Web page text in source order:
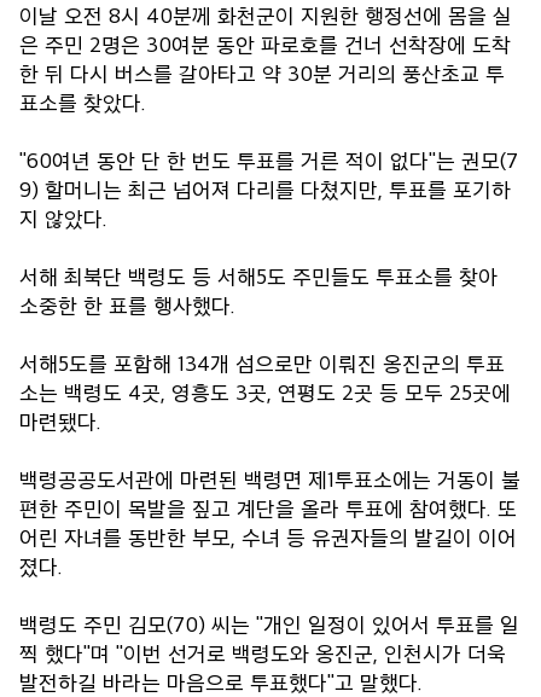
이날 오전 8시 40분께 화천군이 지원한 행정선에 몸을 실
은 주민 2명은 30여분 동안 파로호를 건너 선착장에 도착
한 뒤 다시 버스를 갈아타고 약 30분 거리의 풍산초교 투
표소를 찾았다.
"60여년 동안 단 한 번도 투표를 거른 적이 없다"는 권모(7
9) 할머니는 최근 넘어져 다리를 다쳤지만, 투표를 포기하
지 않았다.
서해 최북단 백령도 등 서해5도 주민들도 투표소를 찾아
소중한 한 표를 행사했다.
서해5도를 포함해 134개 섬으로만 이뤄진 옹진군의 투표
소는 백령도 4곳, 영흥도 3곳, 연평도 2곳 등 모두 25곳에
마련됐다.
백령공공도서관에 마련된 백령면 제1투표소에는 거동이 불
편한 주민이 목발을 짚고 계단을 올라 투표에 참여했다. 또
어린 자녀를 동반한 부모, 수녀 등 유권자들의 발길이 이어
졌다.
백령도 주민 김모(70) 씨는 "개인 일정이 있어서 투표를 일
찍 했다"며 "이번 선거로 백령도와 옹진군, 인천시가 더욱
발전하길 바라는 마음으로 투표했다"고 말했다.